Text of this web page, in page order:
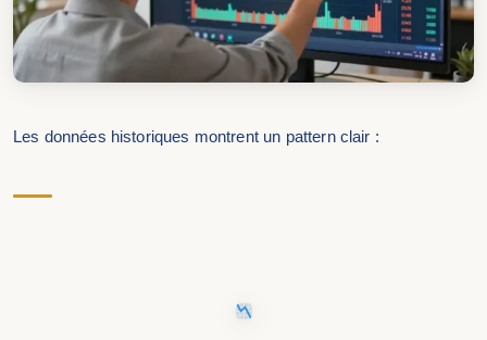
Les données historiques montrent un pattern clair :